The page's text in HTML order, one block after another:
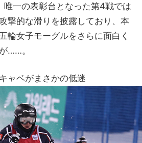
唯一の表彰台となった第4戦では
撃的な滑りを披露しており、本
輪女子モーグルをさらに面白く
……。
ャベがまさかの低迷